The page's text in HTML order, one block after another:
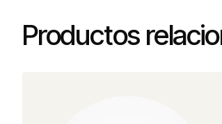
Productos